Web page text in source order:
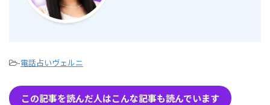
-電話占いヴェルニ
この記事を読んだ人はこんな記事も読んでいます